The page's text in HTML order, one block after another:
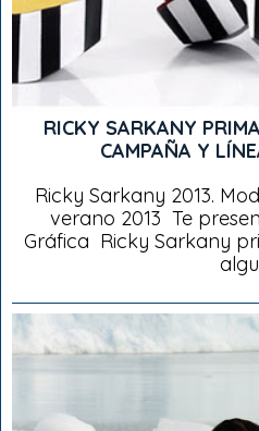
RICKY SARKANY
CAMPAÑA Y
Ricky Sarkany 2013.
verano 2013 Te
Gráfica Ricky Sarkany